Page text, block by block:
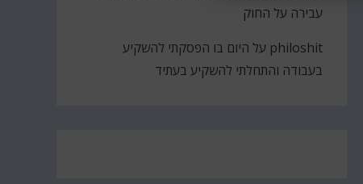
עבירה על החוק
philoshit על היום בו הפסקתי להשקיע
בעבודה והתחלתי להשקיע בעתיד